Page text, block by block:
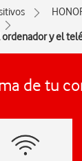
y el
de tu